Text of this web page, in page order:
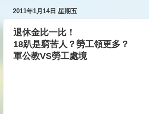
2011年1月14日 星期五
退休金比一比！
18趴是窮苦人？勞工領更多？
軍公教VS勞工處境